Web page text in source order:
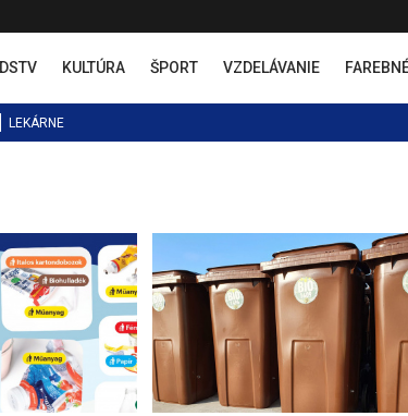
DSTV KULTÚRA ŠPORT VZDELÁVANIE
LEKÁRNE